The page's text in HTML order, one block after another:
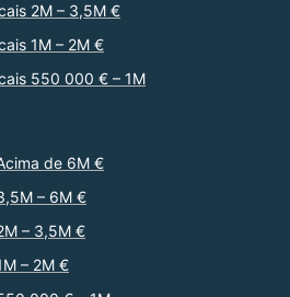
2M – 3,5M €
1M – 2M €
550 000 € – 1M
de 6M €
– 6M €
– 3,5M €
– 2M €